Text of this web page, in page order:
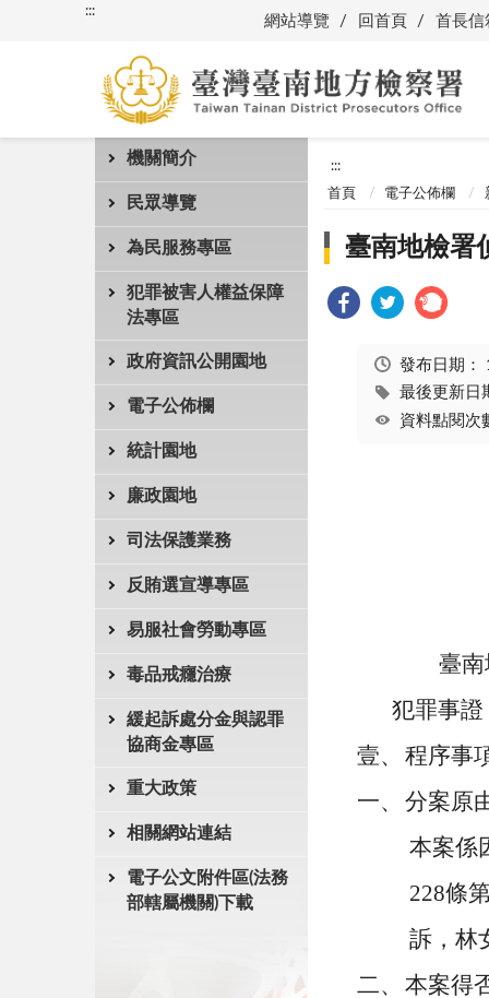
:::
網站導覽 回首頁 首長信
機關簡介
民眾導覽
為民服務專區
犯罪被害人權益保障
法專區
政府資訊公開園地
電子公佈欄
統計園地
廉政園地
司法保護業務
反賄選宣導專區
易服社會勞動專區
毒品戒癮治療
緩起訴處分金與認罪
協商金專區
重大政策
相關網站連結
電子公文附件區(法務
部轄屬機關)下載
:::
首頁 電子公佈欄
臺南地檢署
發布日期：
最後更新日
資料點閱次
臺
犯罪事證
壹、 程序事
一、 分案原
本案係
228條第
訴，林
二、 本案得